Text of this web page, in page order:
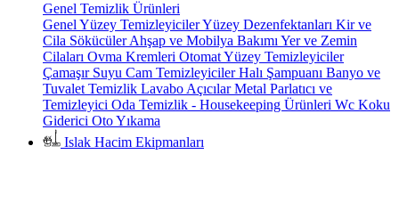
Genel Temizlik Ürünleri
Genel Yüzey TemizleyicilerYüzey Dezenfektanları Kir ve
Cila SökücülerAhşap ve Mobilya Bakımı Yer ve Zemin
Cilaları Ovma Kremleri Otomat Yüzey Temizleyiciler
Çamaşır Suyu Cam TemizleyicilerHalı Şampuanı Banyo ve
Tuvalet Temizlik Lavabo AçıcılarMetal Parlatıcı ve
Temizleyici Oda Temizlik - Housekeeping Ürünleri Wc Koku
Giderici Oto Yıkama
Islak Hacim Ekipmanları